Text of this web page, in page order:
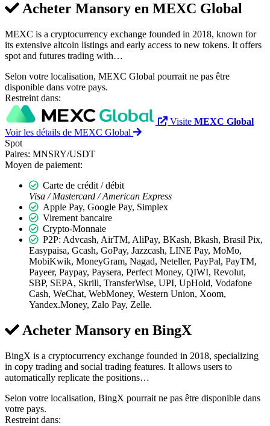
Acheter Mansory en MEXC Global
MEXC is a cryptocurrency exchange founded in 2018, known for
its extensive altcoin listings and early access to new tokens. It offers
spot and futures trading with…
Selon votre localisation, MEXC Global pourrait ne pas être
disponible dans votre pays.
Restreint dans:
Visite MEXC Global
Voir les détails de MEXC Global
Spot
Paires: MNSRY/USDT
Moyen de paiement:
Carte de crédit / débit
Visa / Mastercard / American Express
Apple Pay, Google Pay, Simplex
Virement bancaire
Crypto-Monnaie
P2P: Advcash, AirTM, AliPay, BKash, Bkash, Brasil Pix,
Easypaisa, Gcash, GoPay, Jazzcash, LINE Pay, MoMo,
MobiKwik, MoneyGram, Nagad, Neteller, PayPal, PayTM,
Payeer, Paypay, Paysera, Perfect Money, QIWI, Revolut,
SBP, SEPA, Skrill, TransferWise, UPI, UpHold, Vodafone
Cash, WeChat, WebMoney, Western Union, Xoom,
Yandex.Money, Zalo Pay, Zelle.
Acheter Mansory en BingX
BingX is a cryptocurrency exchange founded in 2018, specializing
in copy trading and social trading features. It allows users to
automatically replicate the positions…
Selon votre localisation, BingX pourrait ne pas être disponible dans
votre pays.
Restreint dans: